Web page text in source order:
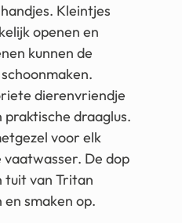
Kleintjes
openen en
kunnen de
dierenvriendje
praktische draaglus.
voor elk
De dop
tuit van Tritan
smaken op.